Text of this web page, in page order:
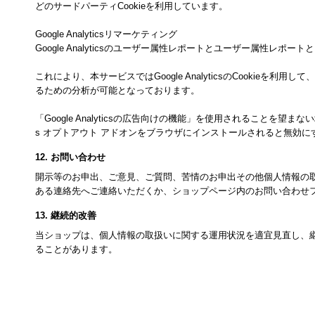
どのサードパーティCookieを利用しています。
Google Analyticsリマーケティング
Google Analyticsのユーザー属性レポートとユーザー属性レポート
これにより、本サービスではGoogle AnalyticsのCookieを利用して
るための分析が可能となっております。
「Google Analyticsの広告向けの機能」を使用されることを望ま
s オプトアウト アドオンをブラウザにインストールされると無効に
12. お問い合わせ
開示等のお申出、ご意見、ご質問、苦情のお申出その他個人情報
ある連絡先へご連絡いただくか、ショップページ内のお問い合わせ
13. 継続的改善
当ショップは、個人情報の取扱いに関する運用状況を適宜見直し
ることがあります。